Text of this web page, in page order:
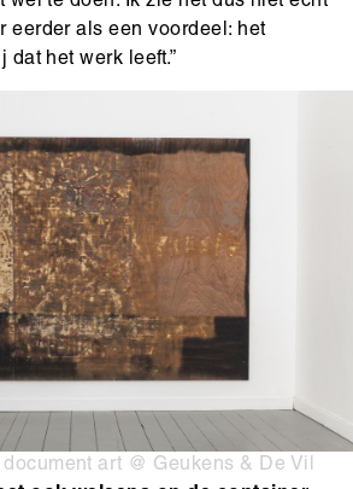
eerder als een voordeel: het
het werk leeft.”
art @ Geukens & De Vil